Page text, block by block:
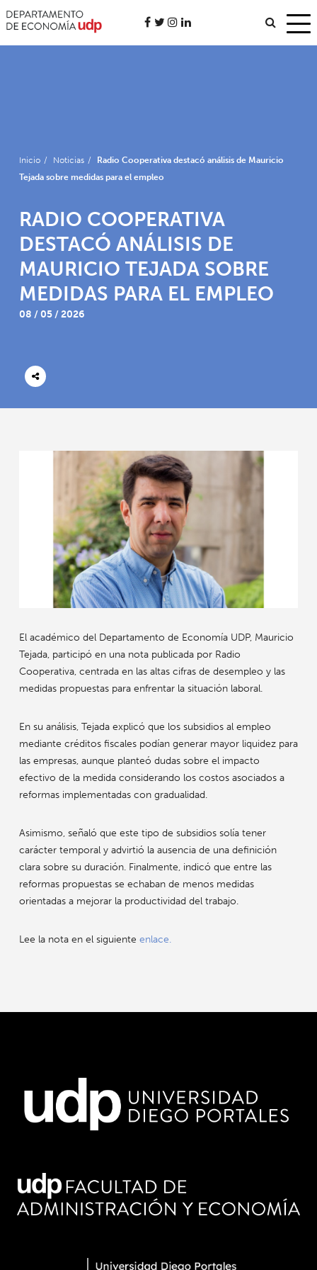
Inicio / Noticias /
Radio Cooperativa destacó análisis de Mauricio
Tejada sobre medidas para el empleo
RADIO COOPERATIVA
DESTACÓ ANÁLISIS DE
MAURICIO TEJADA SOBRE
MEDIDAS PARA EL EMPLEO
08 / 05 / 2026
El académico del Departamento de Economía UDP, Mauricio
Tejada, participó en una nota publicada por Radio
Cooperativa, centrada en las altas cifras de desempleo y las
medidas propuestas para enfrentar la situación laboral.
En su análisis, Tejada explicó que los subsidios al empleo
mediante créditos fiscales podían generar mayor liquidez para
las empresas, aunque planteó dudas sobre el impacto
efectivo de la medida considerando los costos asociados a
reformas implementadas con gradualidad.
Asimismo, señaló que este tipo de subsidios solía tener
carácter temporal y advirtió la ausencia de una definición
clara sobre su duración. Finalmente, indicó que entre las
reformas propuestas se echaban de menos medidas
orientadas a mejorar la productividad del trabajo.
Lee la nota en el siguiente enlace.